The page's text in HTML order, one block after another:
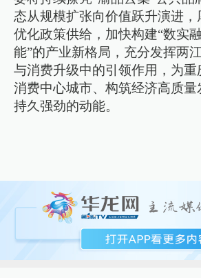
态从规模扩张向价值跃升演进，
优化政策供给，加快构建“数实
能”的产业新格局，充分发挥两
与消费升级中的引领作用，为
消费中心城市、构筑经济高质量
持久强劲的动能。